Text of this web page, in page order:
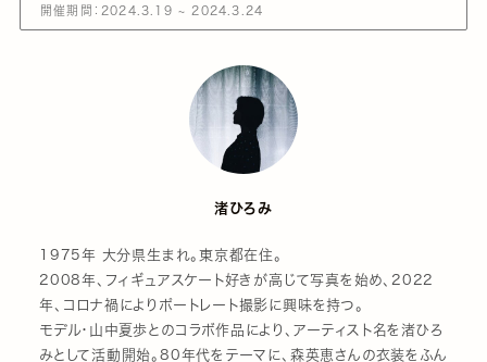
開催期間：2024.3.19 ~ 2024.3.24
渚ひろみ
1975年 大分県生まれ。東京都在住。
2008年、フィギュアスケート好きが高じて写真を始め、2022
年、コロナ禍によりポートレート撮影に興味を持つ。
モデル・山中夏歩とのコラボ作品により、アーティスト名を渚ひろ
みとして活動開始。80年代をテーマに、森英恵さんの衣装をふん